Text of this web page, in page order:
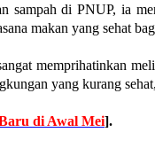
di PNUP, ia
makan yang sehat
memprihatinkan
yang kurang
di Awal Mei].